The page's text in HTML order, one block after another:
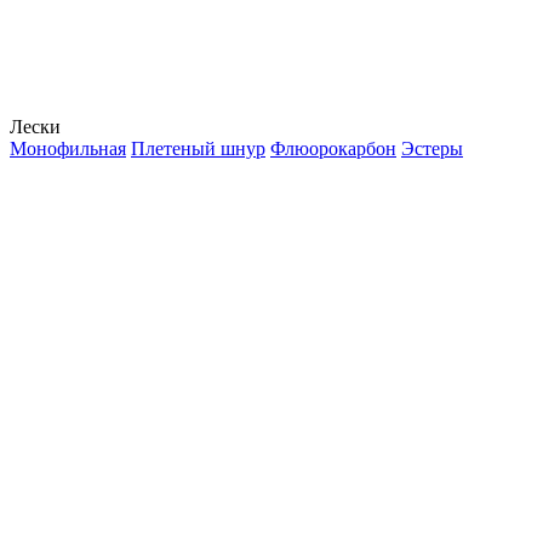
Лески
Монофильная Плетеный шнур Флюорокарбон Эстеры